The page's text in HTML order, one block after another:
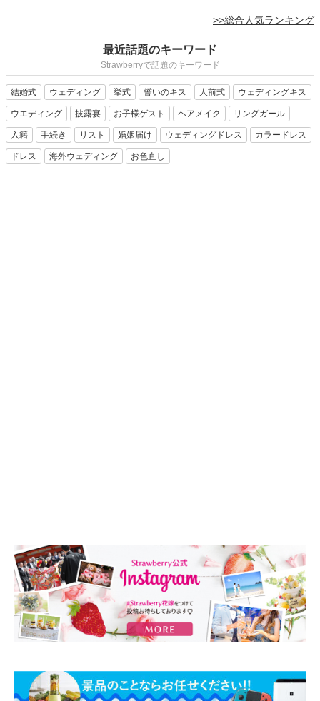
>>総合人気ランキング
最近話題のキーワード
Strawberryで話題のキーワード
結婚式 ウェディング 挙式 誓いのキス 人前式 ウェディングキス
ウエディング 披露宴 お子様ゲスト ヘアメイク リングガール
入籍 手続き リスト 婚姻届け ウェディングドレス カラードレス
ドレス 海外ウェディング お色直し